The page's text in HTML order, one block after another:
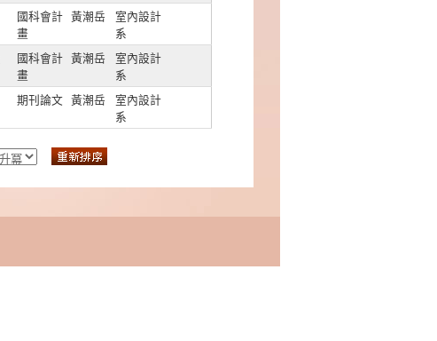
國科會計
畫
黃潮岳
室內設計
系
國科會計
畫
黃潮岳
室內設計
系
期刊論文 黃潮岳
室內設計
系